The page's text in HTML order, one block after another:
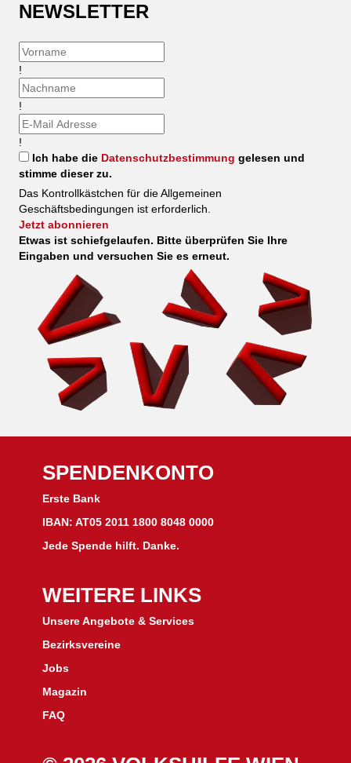
NEWSLETTER
!
!
!
Ich habe die Datenschutzbestimmung gelesen und
stimme dieser zu.
Das Kontrollkästchen für die Allgemeinen
Geschäftsbedingungen ist erforderlich.
Jetzt abonnieren
Etwas ist schiefgelaufen. Bitte überprüfen Sie Ihre
Eingaben und versuchen Sie es erneut.
SPENDENKONTO
Erste Bank
IBAN: AT05 2011 1800 8048 0000
Jede Spende hilft. Danke.
WEITERE LINKS
Unsere Angebote & Services
Bezirksvereine
Jobs
Magazin
FAQ